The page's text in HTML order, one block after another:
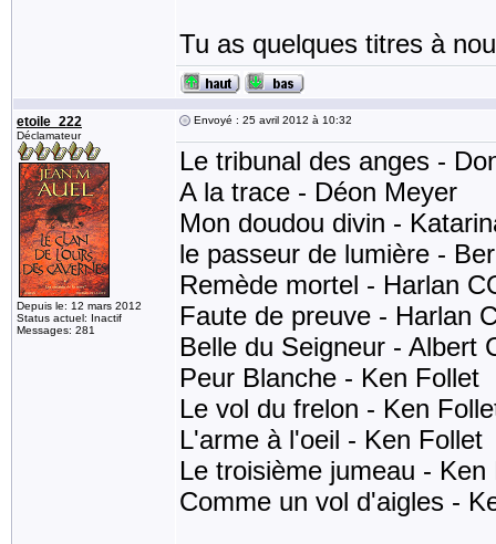
Tu as quelques titres à
etoile_222
Déclamateur
Depuis le: 12 mars 2012
Status actuel: Inactif
Messages: 281
Envoyé : 25 avril 2012 à 10:32
Le tribunal des anges -
A la trace - Déon Meyer
Mon doudou divin -
le passeur de lumière -
Remède mortel - Harlan
Faute de preuve - Harlan
Belle du Seigneur - Albert
Peur Blanche - Ken Follet
Le vol du frelon - Ken
L'arme à l'oeil - Ken Follet
Le troisième jumeau - Ken
Comme un vol d'aigles -